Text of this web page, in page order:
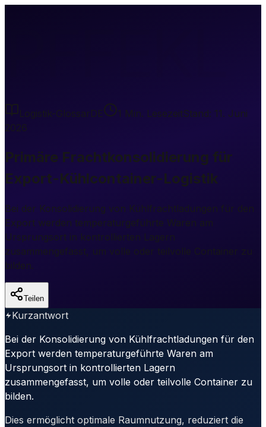
Logistik-GlossarDE 1 Min. LesezeitStand: 11. Juni
2026
Primäre Frachtkonsolidierung für
Export-Kühlcontainer-Logistik
Bei der Konsolidierung von Kühlfrachtladungen für den
Export werden temperaturgeführte Waren am
Ursprungsort in kontrollierten Lagern
zusammengefasst, um volle oder teilvolle Container zu
bilden.
Teilen
Kurzantwort
Bei der Konsolidierung von Kühlfrachtladungen für den
Export werden temperaturgeführte Waren am
Ursprungsort in kontrollierten Lagern
zusammengefasst, um volle oder teilvolle Container zu
bilden.
Dies ermöglicht optimale Raumnutzung, reduziert die